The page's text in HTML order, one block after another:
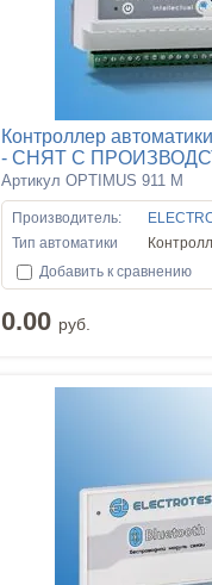
Контроллер
- СНЯТ С
Артикул OPTIMUS 911 М
Производитель:
Тип автоматики
Добавить к сравнению
0.00 руб.